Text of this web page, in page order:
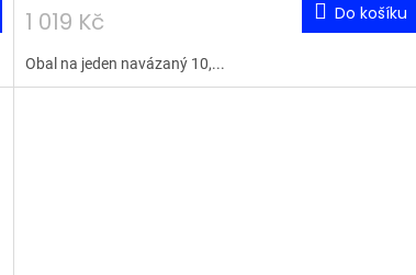
1 019 Kč Do košíku
Obal na jeden navázaný 10,...